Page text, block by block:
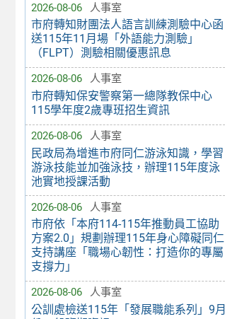
2026-08-06 人事室
市府轉知財團法人語言訓練測驗中心函
送115年11月場「外語能力測驗」
（FLPT）測驗相關優惠訊息
2026-08-06 人事室
市府轉知保安警察第一總隊教保中心
115學年度2歲專班招生資訊
2026-08-06 人事室
民政局為增進市府同仁游泳知識，學習
游泳技能並加強泳技，辦理115年度泳
池實地授課活動
2026-08-06 人事室
市府依「本府114-115年推動員工協助
方案2.0」規劃辦理115年身心障礙同仁
支持講座「職場心韌性：打造你的專屬
支撐力」
2026-08-06 人事室
公訓處檢送115年「發展職能系列」9月